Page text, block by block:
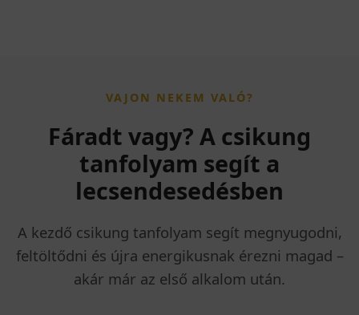
VAJON NEKEM VALÓ?
Fáradt vagy? A csikung
tanfolyam segít a
lecsendesedésben
A kezdő csikung tanfolyam segít megnyugodni,
feltöltődni és újra energikusnak érezni magad –
akár már az első alkalom után.